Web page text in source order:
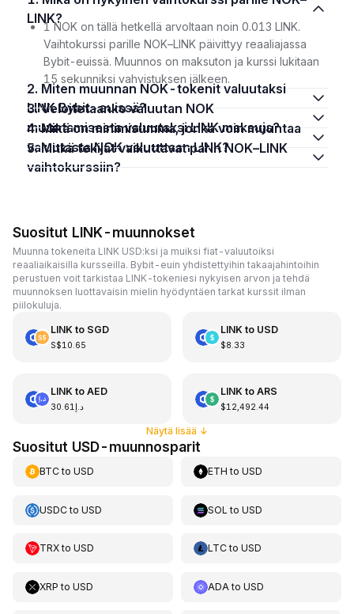
LINK?
1 NOK on tällä hetkellä arvoltaan noin 0.013 LINK.
Vaihtokurssi parille NOK–LINK päivittyy reaaliajassa
Bybit-euissä. Muunnos on maksuton ja kurssi lukitaan
15 sekunniksi vahvistuksen jälkeen.
2. Miten muunnan NOK-tokenit valuutaksi
LINK Bybit-euissä?
3. Veloitetaanko valuutan NOK
muuntamisesta valuutaksi LINK maksuja?
4. Mikä on minimisumma, jonka voin muuntaa
valuutasta NOK valuuttaan LINK?
5. Mitkä tekijät vaikuttavat parin NOK–LINK
vaihtokurssiin?
Suositut LINK-muunnokset
Muunna tokeneita LINK USD:ksi ja muiksi fiat-valuutoiksi
reaaliaikaisilla kursseilla. Bybit-euin yhdistettyihin takaajahintoihin
perustuen voit tarkistaa LINK-tokeniesi nykyisen arvon ja tehdä
muunnoksen luottavaisin mielin hyödyntäen tarkat kurssit ilman
piilokuluja.
LINKto SGD
S$10.65
LINKto USD
$8.33
LINKto AED
د.إ30.61
LINKto ARS
$12,492.44
Näytä lisää ↓
Suositut USD-muunnosparit
BTCto USD ETH toUSD
USDCto USD SOL toUSD
TRXto USD LTCtoUSD
XRP to USD ADA toUSD